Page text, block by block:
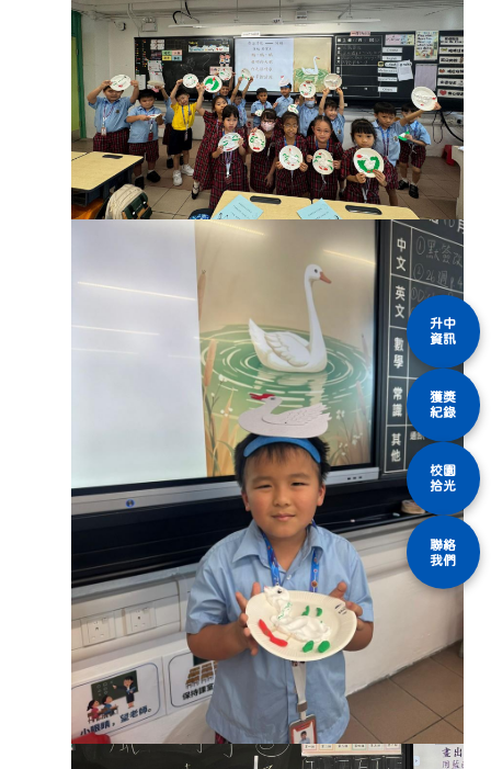
升中
資訊
獲獎
紀錄
校園
拾光
聯絡
我們